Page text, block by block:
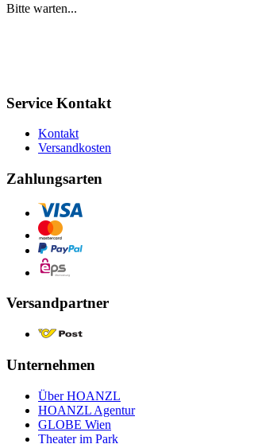
Bitte warten...
Service Kontakt
Kontakt
Versandkosten
Zahlungsarten
Versandpartner
Unternehmen
Über HOANZL
HOANZL Agentur
GLOBE Wien
Theater im Park